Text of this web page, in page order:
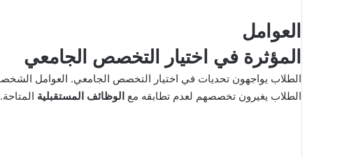
العوامل
المؤثرة في اختيار التخصص الجامعي
الطلاب يغيرون تخصصهم لعدم تطابقه مع الوظائف المستقبلية المتاحة.